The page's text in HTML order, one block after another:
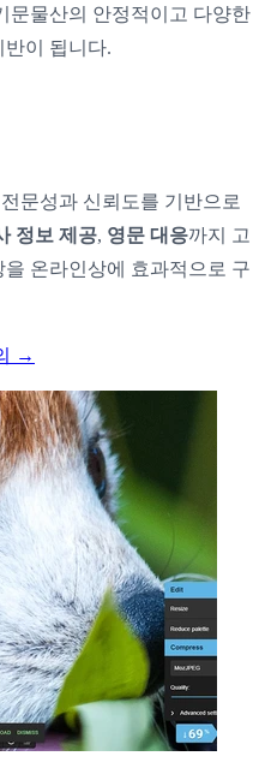
문물산의 안정적이고 다양한
이 됩니다.
문성과 신뢰도를 기반으로
정보 제공, 영문 대응까지 고
온라인상에 효과적으로 구
→